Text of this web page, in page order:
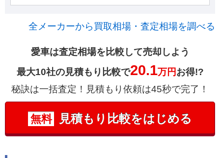
全メーカーから買取相場・査定相場を調べる
愛車は査定相場を比較して売却しよう
最大10社の見積もり比較で20.1万円お得!?
秘訣は一括査定！見積もり依頼は45秒で完了！
無料 見積もり比較をはじめる